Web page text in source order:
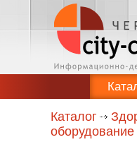
Каталог
оборудование